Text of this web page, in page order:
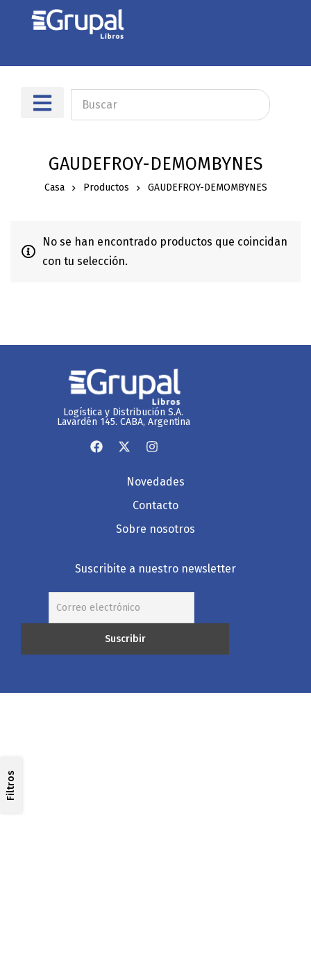
GAUDEFROY-DEMOMBYNES
Casa Productos GAUDEFROY-DEMOMBYNES
Filtros
No se han encontrado productos que coincidan
con tu selección.
Logística y Distribución S.A.
Lavardén 145. CABA, Argentina
Novedades
Contacto
Sobre nosotros
Suscribite a nuestro newsletter